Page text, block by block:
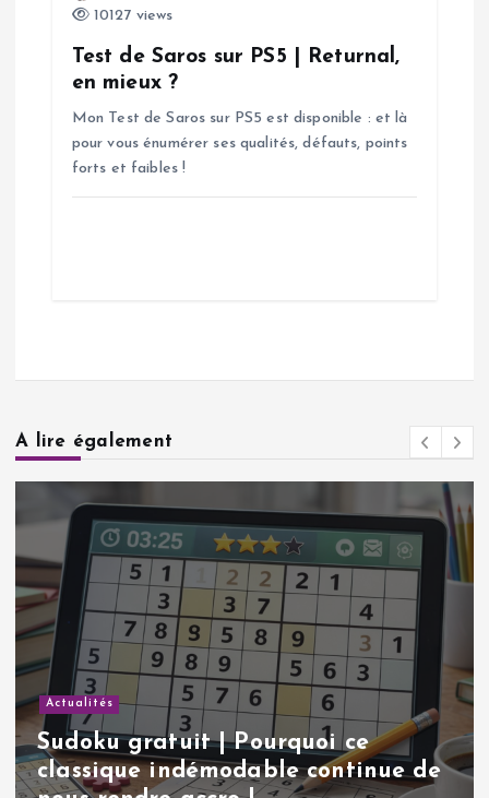
10127 views
Test de Saros sur PS5 | Returnal,
en mieux ?
Mon Test de Saros sur PS5 est disponible : et là
pour vous énumérer ses qualités, défauts, points
forts et faibles !
A lire également
Actualités
Sudoku gratuit | Pourquoi ce
classique indémodable continue de